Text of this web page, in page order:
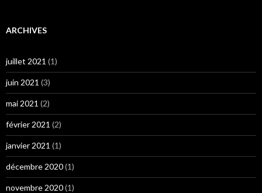
ARCHIVES
juillet 2021 (1)
juin 2021 (3)
mai 2021 (2)
février 2021 (2)
janvier 2021 (1)
décembre 2020(1)
novembre 2020(1)